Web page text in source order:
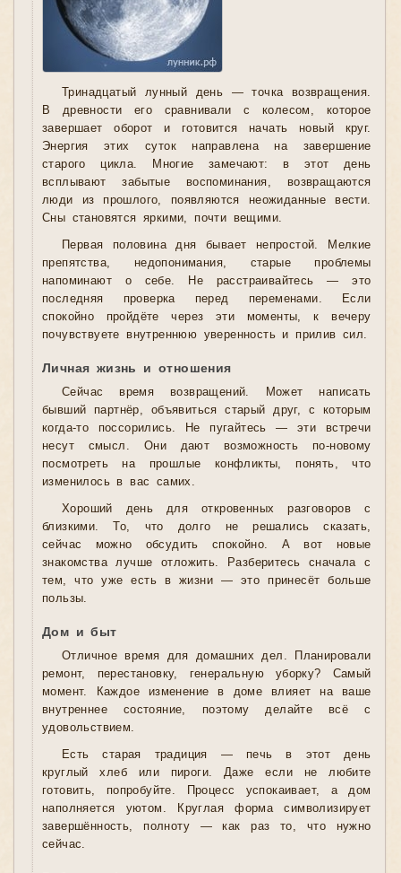
Тринадцатый лунный день — точка возвращения.
В древности его сравнивали с колесом, которое
завершает оборот и готовится начать новый круг.
Энергия этих суток направлена на завершение
старого цикла. Многие замечают: в этот день
всплывают забытые воспоминания, возвращаются
люди из прошлого, появляются неожиданные вести.
Сны становятся яркими, почти вещими.
Первая половина дня бывает непростой. Мелкие
препятства, недопонимания, старые проблемы
напоминают о себе. Не расстраивайтесь — это
последняя проверка перед переменами. Если
спокойно пройдёте через эти моменты, к вечеру
почувствуете внутреннюю уверенность и прилив сил.
Личная жизнь и отношения
Сейчас время возвращений. Может написать
бывший партнёр, объявиться старый друг, с которым
когда-то поссорились. Не пугайтесь — эти встречи
несут смысл. Они дают возможность по-новому
посмотреть на прошлые конфликты, понять, что
изменилось в вас самих.
Хороший день для откровенных разговоров с
близкими. То, что долго не решались сказать,
сейчас можно обсудить спокойно. А вот новые
знакомства лучше отложить. Разберитесь сначала с
тем, что уже есть в жизни — это принесёт больше
пользы.
Дом и быт
Отличное время для домашних дел. Планировали
ремонт, перестановку, генеральную уборку? Самый
момент. Каждое изменение в доме влияет на ваше
внутреннее состояние, поэтому делайте всё с
удовольствием.
Есть старая традиция — печь в этот день
круглый хлеб или пироги. Даже если не любите
готовить, попробуйте. Процесс успокаивает, а дом
наполняется уютом. Круглая форма символизирует
завершённость, полноту — как раз то, что нужно
сейчас.